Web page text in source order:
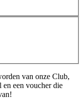
van onze Club,
een voucher die